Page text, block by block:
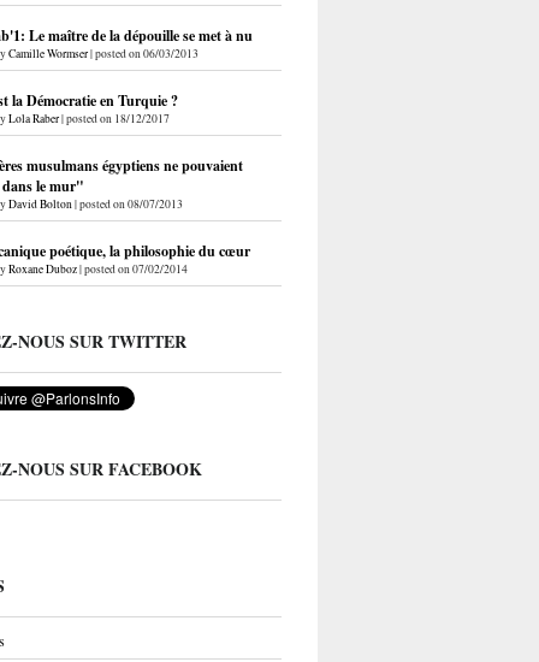
Le maître de la dépouille se met à nu
Camille Wormser|posted on 06/03/2013
la Démocratie en Turquie ?
Lola Raber|posted on 18/12/2017
musulmans égyptiens ne pouvaient
dans le mur"
David Bolton|posted on 08/07/2013
poétique, la philosophie du cœur
Roxane Duboz|posted on 07/02/2014
NOUS SUR TWITTER
NOUS SUR FACEBOOK